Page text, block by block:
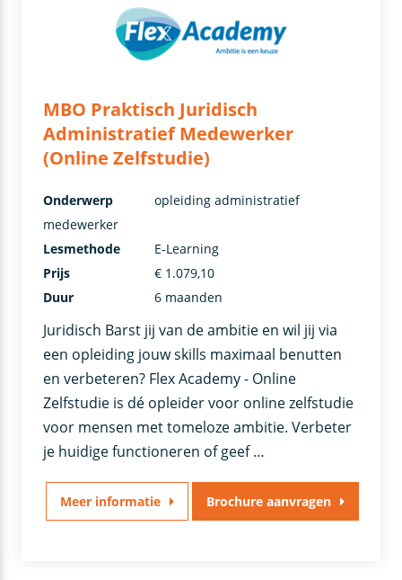
MBO Praktisch Juridisch
Administratief Medewerker
(Online Zelfstudie)
Juridisch Barst jij van de ambitie en wil jij via
een opleiding jouw skills maximaal benutten
en verbeteren? Flex Academy - Online
Zelfstudie is dé opleider voor online zelfstudie
voor mensen met tomeloze ambitie. Verbeter
je huidige functioneren of geef …
Onderwerp
opleiding administratief
medewerker
Lesmethode
E-Learning
Prijs
€ 1.079,10
Duur
6 maanden
Meer informatie Brochure aanvragen